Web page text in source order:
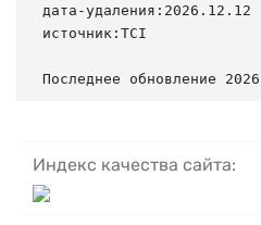
дата-удаления:2026.12.12
источник:TCI
Последнее обновление
Индекс качества сайта: